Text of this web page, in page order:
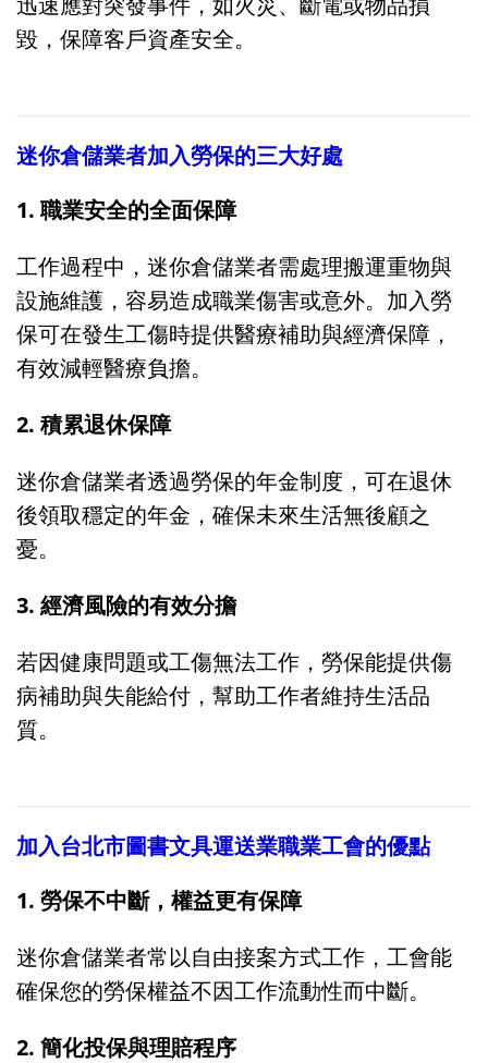
毀，保障客戶資產安全。
迷你倉儲業者加入勞保的三大好處
1. 職業安全的全面保障
工作過程中，迷你倉儲業者需處理搬運重物與
設施維護，容易造成職業傷害或意外。加入勞
保可在發生工傷時提供醫療補助與經濟保障，
有效減輕醫療負擔。
2. 積累退休保障
迷你倉儲業者透過勞保的年金制度，可在退休
後領取穩定的年金，確保未來生活無後顧之
憂。
3. 經濟風險的有效分擔
若因健康問題或工傷無法工作，勞保能提供傷
病補助與失能給付，幫助工作者維持生活品
質。
加入台北市圖書文具運送業職業工會的優點
1. 勞保不中斷，權益更有保障
迷你倉儲業者常以自由接案方式工作，工會能
確保您的勞保權益不因工作流動性而中斷。
2. 簡化投保與理賠程序